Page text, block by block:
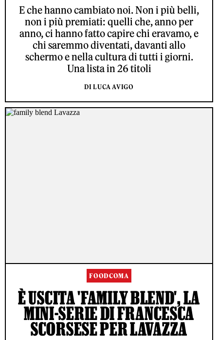
E che hanno cambiato noi. Non i più belli,
non i più premiati: quelli che, anno per
anno, ci hanno fatto capire chi eravamo, e
chi saremmo diventati, davanti allo
schermo e nella cultura di tutti i giorni.
Una lista in 26 titoli
DI LUCA AVIGO
FOODCOMA
È USCITA 'FAMILY BLEND', LA
MINI-SERIE DI FRANCESCA
SCORSESE PER LAVAZZA